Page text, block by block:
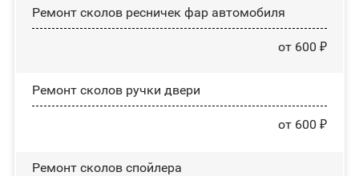
Ремонт сколов ресничек фар автомобиля
от 600 ₽
Ремонт сколов ручки двери
от 600 ₽
Ремонт сколов спойлера